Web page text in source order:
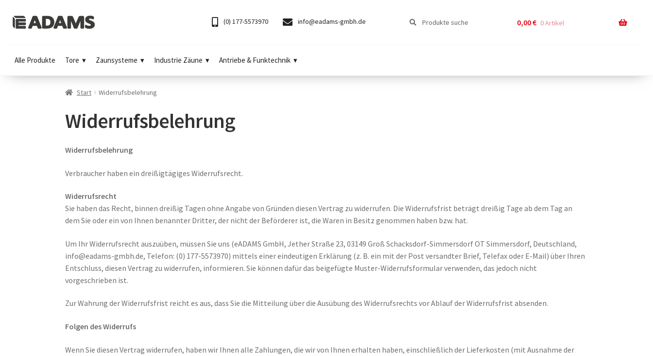
(0) 177-5573970 info@eadams-gmbh.de
nach:
0,00€ 0 Artikel
Alle Produkte Tore Zaunsysteme Industrie Zäune Antriebe & Funktechnik
Start Widerrufsbelehrung
Widerrufsbelehrung
Widerrufsbelehrung
Verbraucher haben eindreißigtägiges Widerrufsrecht.
Widerrufsrecht
Sie haben das Recht, binnendreißig Tagen ohne Angabe von Gründen diesen Vertrag zu widerrufen. Die Widerrufsfrist beträgtdreißig Tage ab dem Tag an
dem Sie oder ein von Ihnen benannter Dritter, der nicht der Beförderer ist, die Waren in Besitz genommen haben bzw. hat.
Um Ihr Widerrufsrecht auszuüben, müssen Sie uns (eADAMS GmbH, Jether Straße 23, 03149 Groß Schacksdorf-Simmersdorf OT Simmersdorf, Deutschland,
info@eadams-gmbh.de, Telefon: (0) 177-5573970) mittels einer eindeutigen Erklärung (z. B. ein mit der Post versandter Brief, Telefax oder E-Mail) über Ihren
Entschluss, diesen Vertrag zu widerrufen, informieren. Sie können dafür das beigefügte Muster-Widerrufsformular verwenden, das jedoch nicht
vorgeschrieben ist.
Zur Wahrung der Widerrufsfrist reicht es aus, dass Sie die Mitteilung über die Ausübung des Widerrufsrechts vor Ablauf der Widerrufsfrist absenden.
Folgen des Widerrufs
Wenn Sie diesen Vertrag widerrufen, haben wir Ihnen alle Zahlungen, die wir von Ihnen erhalten haben, einschließlich der Lieferkosten (mit Ausnahme der